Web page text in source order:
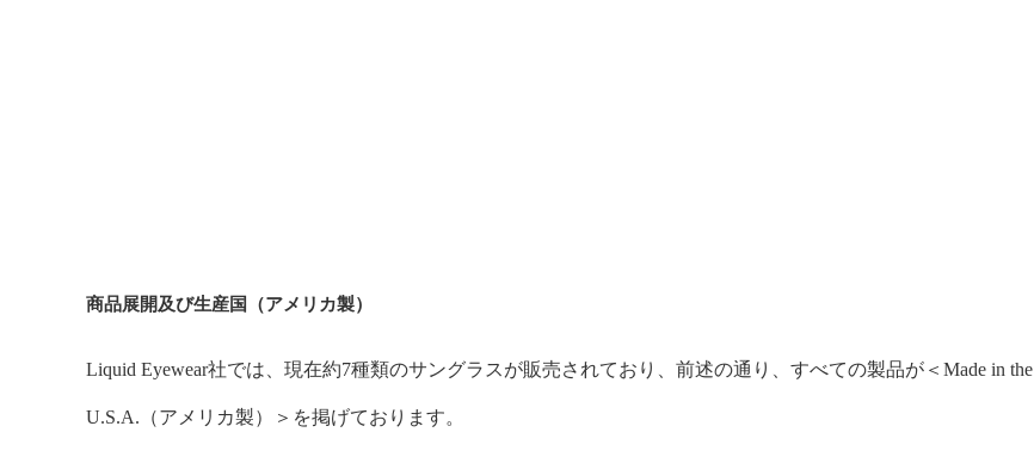
商品展開及び生産国（アメリカ製）
Liquid Eyewear社では、現在約7種類のサングラスが販売されており、前述の通り、すべての製品が＜Made in the
U.S.A.（アメリカ製）＞を掲げております。